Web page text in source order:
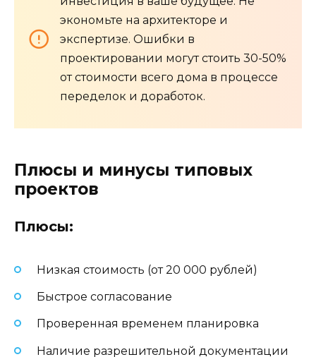
экономьте на архитекторе и
экспертизе. Ошибки в
проектировании могут стоить 30-50%
от стоимости всего дома в процессе
переделок и доработок.
Плюсы и минусы типовых
проектов
Плюсы:
Низкая стоимость (от 20 000 рублей)
Быстрое согласование
Проверенная временем планировка
Наличие разрешительной документации